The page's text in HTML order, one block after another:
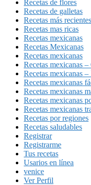
Recetas de flores
Recetas de galletas
Recetas más recientes
Recetas mas ricas
Recetas mexicanas
Recetas Mexicanas
Recetas mexicanas
Recetas mexicanas
Recetas mexicanas
Recetas mexicanas
Recetas mexicanas
Recetas mexicanas
Recetas mexicanas
Recetas por regiones
Recetas saludables
Registrar
Registrarme
Tus recetas
Usarios en línea
venice
Ver Perfil